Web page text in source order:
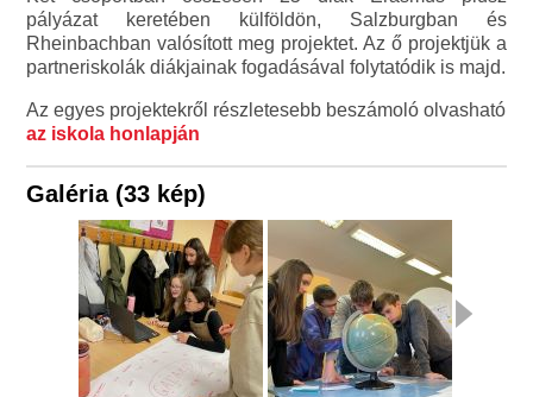
pályázat keretében külföldön, Salzburgban és
Rheinbachban valósított meg projektet. Az ő projektjük a
partneriskolák diákjainak fogadásával folytatódik is majd.
Az egyes projektekről részletesebb beszámoló olvasható
az iskola honlapján
Galéria (33 kép)